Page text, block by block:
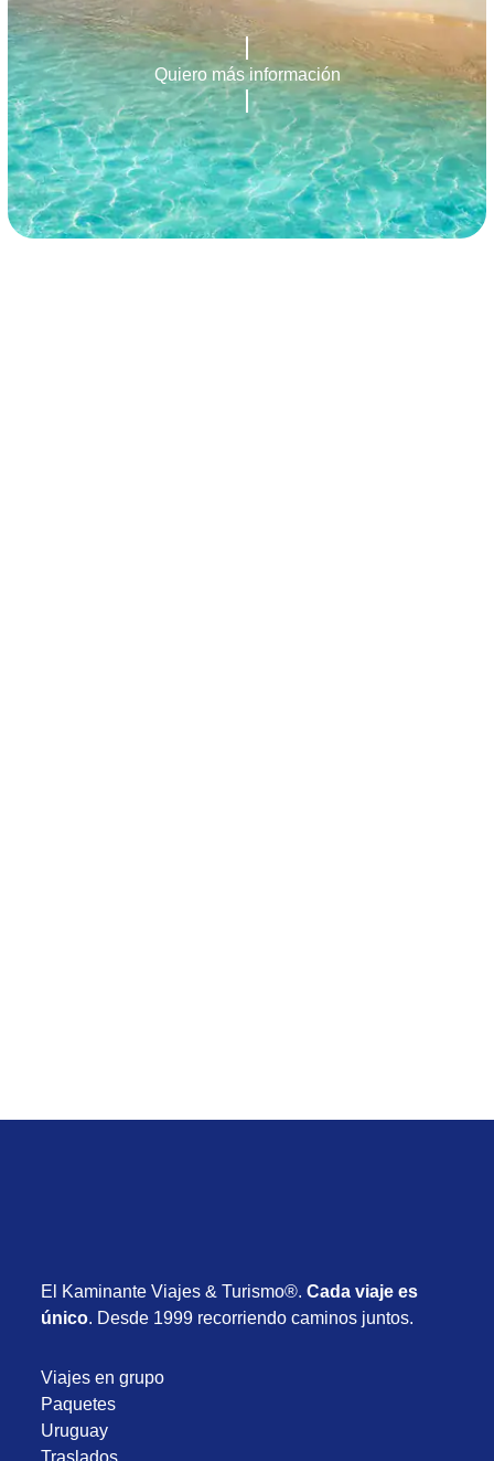
Quiero más información
El Kaminante Viajes & Turismo®.Cada viaje es
único. Desde 1999 recorriendo caminos juntos.
Viajes en grupo
Paquetes
Uruguay
Traslados